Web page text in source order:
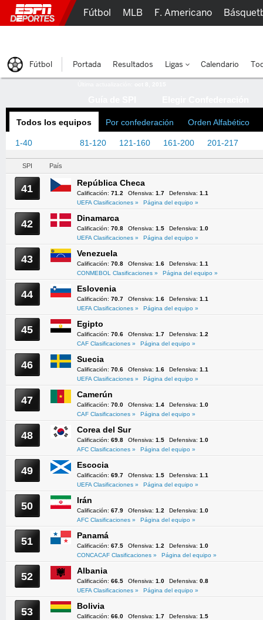
Todos los equipos Por confederación Orden Alfabético
1-40 81-120 121-160 161-200 201-217
SPI País
41 República Checa
Calificación: 71.2 Ofensiva: 1.7 Defensiva: 1.1
UEFA Clasificaciones »
Página del equipo »
42 Dinamarca
Calificación: 70.8 Ofensiva: 1.5 Defensiva: 1.0
UEFA Clasificaciones »
Página del equipo »
43 Venezuela
Calificación: 70.8 Ofensiva: 1.6 Defensiva: 1.1
CONMEBOL Clasificaciones »
Página del equipo »
44 Eslovenia
Calificación: 70.7 Ofensiva: 1.6 Defensiva: 1.1
UEFA Clasificaciones »
Página del equipo »
45 Egipto
Calificación: 70.6 Ofensiva: 1.7 Defensiva: 1.2
CAF Clasificaciones »
Página del equipo »
46 Suecia
Calificación: 70.6 Ofensiva: 1.6 Defensiva: 1.1
UEFA Clasificaciones »
Página del equipo »
47 Camerún
Calificación: 70.0 Ofensiva: 1.4 Defensiva: 1.0
CAF Clasificaciones »
Página del equipo »
48 Corea del Sur
Calificación: 69.8 Ofensiva: 1.5 Defensiva: 1.0
AFC Clasificaciones »
Página del equipo »
49 Escocia
Calificación: 69.7 Ofensiva: 1.5 Defensiva: 1.1
UEFA Clasificaciones »
Página del equipo »
50 Irán
Calificación: 67.9 Ofensiva: 1.2 Defensiva: 1.0
AFC Clasificaciones »
Página del equipo »
51 Panamá
Calificación: 67.5 Ofensiva: 1.2 Defensiva: 1.0
CONCACAF Clasificaciones »
Página del equipo »
52 Albania
Calificación: 66.5 Ofensiva: 1.0 Defensiva: 0.8
UEFA Clasificaciones »
Página del equipo »
53 Bolivia
Calificación: 66.0 Ofensiva: 1.7 Defensiva: 1.5
Fútbol MLB F. Americano
Fútbol Portada Resultados Ligas Calendario